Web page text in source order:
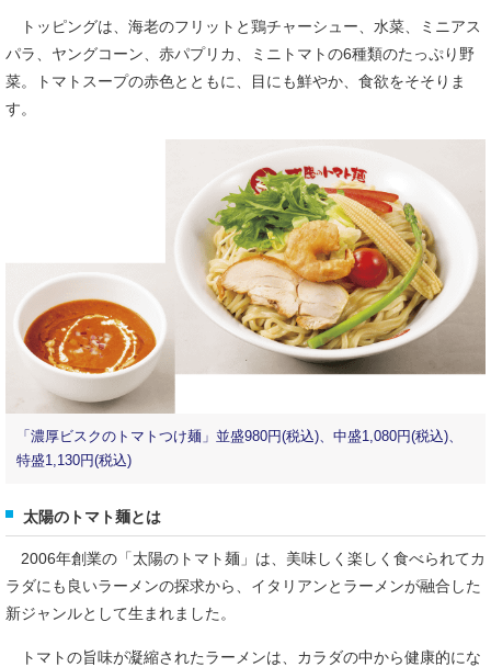
トッピングは、海老のフリットと鶏チャーシュー、水菜、ミニアス
パラ、ヤングコーン、赤パプリカ、ミニトマトの6種類のたっぷり野
菜。トマトスープの赤色とともに、目にも鮮やか、食欲をそそりま
す。
「濃厚ビスクのトマトつけ麺」並盛980円(税込)、中盛1,080円(税込)、
特盛1,130円(税込)
太陽のトマト麺とは
2006年創業の「太陽のトマト麺」は、美味しく楽しく食べられてカ
ラダにも良いラーメンの探求から、イタリアンとラーメンが融合した
新ジャンルとして生まれました。
トマトの旨味が凝縮されたラーメンは、カラダの中から健康的にな